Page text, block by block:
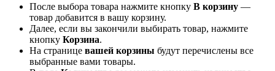
После выбора товара нажмите кнопку В корзину —
товар добавится в вашу корзину.
Далее, если вы закончили выбирать товар, нажмите
кнопку Корзина.
На странице вашей корзины будут перечислены все
выбранные вами товары.